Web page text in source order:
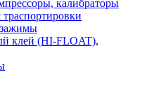
калибраторы
клей (HI-FLOAT),